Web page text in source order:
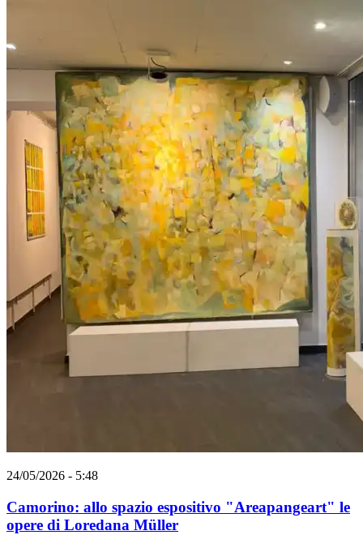
24/05/2026 - 5:48
Camorino: allo spazio espositivo "Areapangeart" le
opere di Loredana Müller